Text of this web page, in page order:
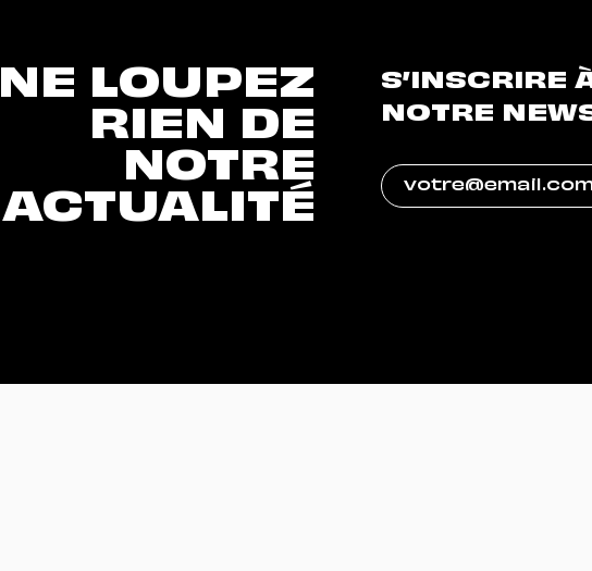
NE LOUPEZ
RIEN DE
NOTRE
ACTUALITÉ
S’INSCRIRE
NOTRE